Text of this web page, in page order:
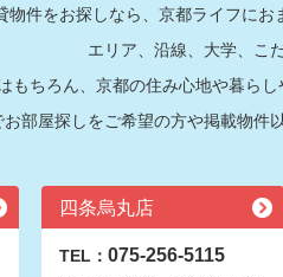
物件をお探しなら、京都ライフに
エリア、沿線、大学、こ
もちろん、京都の住み心地や暮ら
お部屋探しをご希望の方や掲載物件
四条烏丸店
TEL： 075-256-5115